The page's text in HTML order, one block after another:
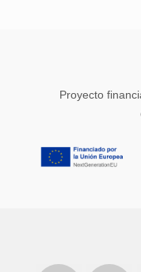
Proyecto